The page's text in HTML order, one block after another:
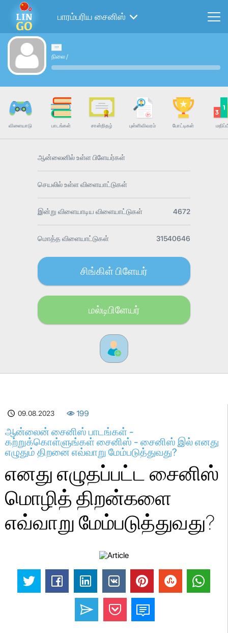
பாரம்பரிய சைனிஸ்
நிலை/
விளையாடு பாடங்கள் சான்றிதழ் புள்ளிவிவரம் போட்டிகள்
ஆன்லைனில் உள்ள பிளேயர்கள்
செயலில் உள்ள விளையாட்டுகள்
இன்று விளையாடிய விளையாட்டுகள் 4672
மொத்த விளையாட்டுகள் 31540646
சிங்கிள் பிளேயர்
மல்டிபிளேயர்
09.08.2023 199
ஆன்லைன் சைனிஸ் பாடங்கள் -
கற்றுக்கொள்ளுங்கள் சைனிஸ் - சைனிஸ் இல் எனது
எழுதும் திறனை எவ்வாறு மேம்படுத்துவது?
எனது எழுதப்பட்ட சைனிஸ்
மொழித் திறன்களை
எவ்வாறு மேம்படுத்துவது?